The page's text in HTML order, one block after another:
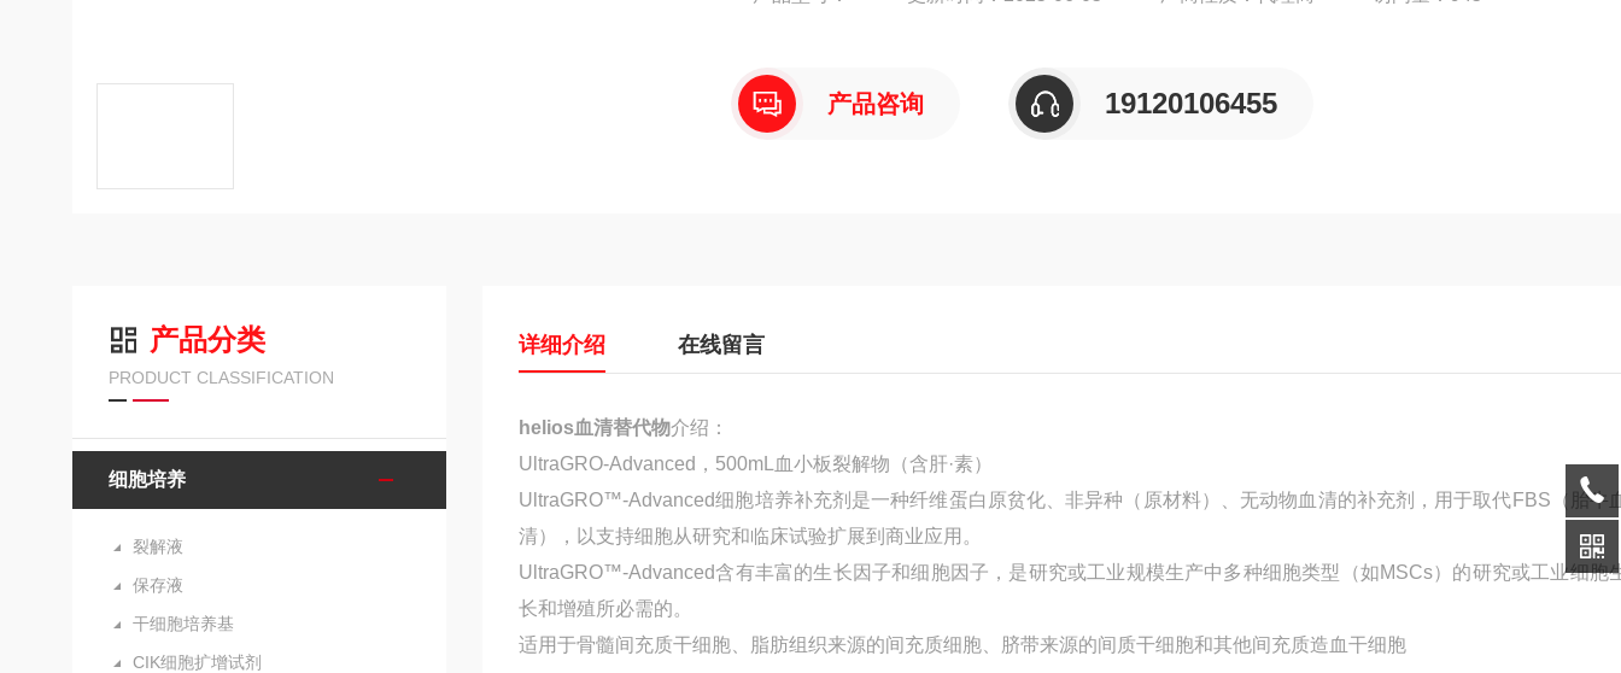
产品咨询 19120106455
产品分类
PRODUCT CLASSIFICATION
细胞培养
裂解液
保存液
干细胞培养基
CIK细胞扩增试剂
详细介绍 在线留言
helios血清替代物介绍：
UltraGRO-Advanced，500mL血小板裂解物（含肝·素）
UltraGRO™-Advanced细胞培养补充剂是一种纤维蛋白原贫化、非异种（原材料）、无动物血清的补充剂，用于取代FBS（胎牛
清），以支持细胞从研究和临床试验扩展到商业应用。
UltraGRO™-Advanced含有丰富的生长因子和细胞因子，是研究或工业规模生产中多种细胞类型（如MSCs）的研究或工业细胞
长和增殖所必需的。
适用于骨髓间充质干细胞、脂肪组织来源的间充质细胞、脐带来源的间质干细胞和其他间充质造血干细胞